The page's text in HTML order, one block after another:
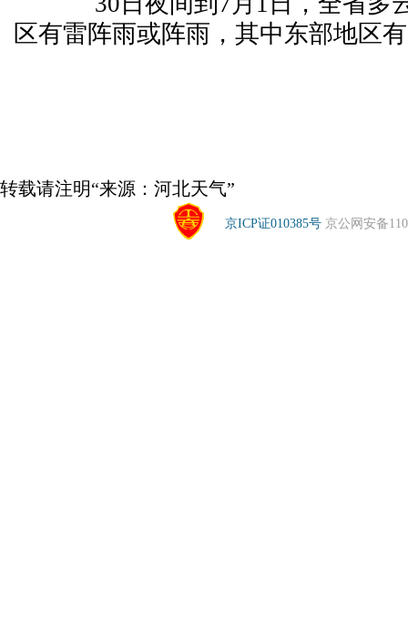
区有雷阵雨或阵雨，其中东部地区
转载请注明“来源：河北天气”
京ICP证010385号 京公网安备